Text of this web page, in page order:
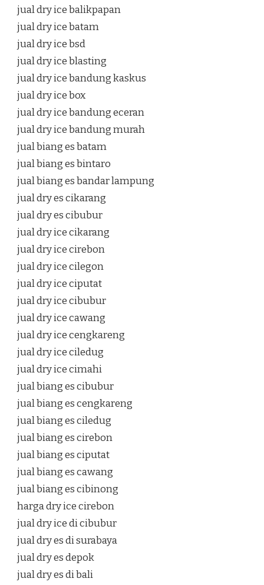
jual dry ice balikpapan
jual dry ice batam
jual dry ice bsd
jual dry ice blasting
jual dry ice bandung kaskus
jual dry ice box
jual dry ice bandung eceran
jual dry ice bandung murah
jual biang es batam
jual biang es bintaro
jual biang es bandar lampung
jual dry es cikarang
jual dry es cibubur
jual dry ice cikarang
jual dry ice cirebon
jual dry ice cilegon
jual dry ice ciputat
jual dry ice cibubur
jual dry ice cawang
jual dry ice cengkareng
jual dry ice ciledug
jual dry ice cimahi
jual biang es cibubur
jual biang es cengkareng
jual biang es ciledug
jual biang es cirebon
jual biang es ciputat
jual biang es cawang
jual biang es cibinong
harga dry ice cirebon
jual dry ice di cibubur
jual dry es di surabaya
jual dry es depok
jual dry es di bali